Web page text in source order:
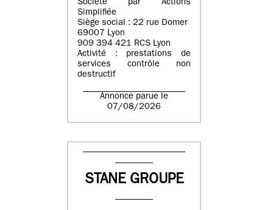
Société par Actions
Simplifiée
Siège social : 22 rue Domer
69007 Lyon
909 394 421 RCS Lyon
Activité : prestations de
services contrôle non
destructif
Annonce parue le
07/08/2026
STANE GROUPE